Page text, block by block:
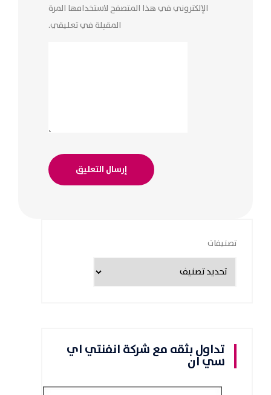
الإلكتروني في هذا المتصفح لاستخدامها المرة
المقبلة في تعليقي.
تصنيفات
تداول بثقه مع شركة انفنتي اي
سي ان